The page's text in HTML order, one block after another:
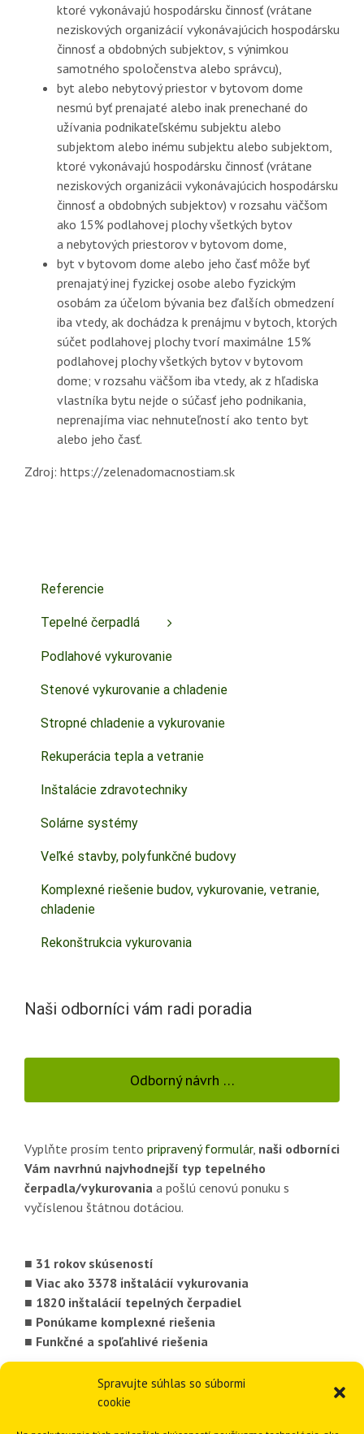
Spravujte súhlas so súbormi
cookie
ktoré vykonávajú hospodársku činnosť (vrátane
neziskových organizácií vykonávajúcich hospodársku
činnosť a obdobných subjektov, s výnimkou
samotného spoločenstva alebo správcu),
byt alebo nebytový priestor v bytovom dome
nesmú byť prenajaté alebo inak prenechané do
užívania podnikateľskému subjektu alebo
subjektom alebo inému subjektu alebo subjektom,
ktoré vykonávajú hospodársku činnosť (vrátane
neziskových organizácii vykonávajúcich hospodársku
činnosť a obdobných subjektov) v rozsahu väčšom
ako 15% podlahovej plochy všetkých bytov
a nebytových priestorov v bytovom dome,
byt v bytovom dome alebo jeho časť môže byť
prenajatý inej fyzickej osobe alebo fyzickým
osobám za účelom bývania bez ďalších obmedzení
iba vtedy, ak dochádza k prenájmu v bytoch, ktorých
súčet podlahovej plochy tvorí maximálne 15%
podlahovej plochy všetkých bytov v bytovom
dome; v rozsahu väčšom iba vtedy, ak z hľadiska
vlastníka bytu nejde o súčasť jeho podnikania,
neprenajíma viac nehnuteľností ako tento byt
alebo jeho časť.
Zdroj: https://zelenadomacnostiam.sk
Referencie
Tepelné čerpadlá
Podlahové vykurovanie
Stenové vykurovanie a chladenie
Stropné chladenie a vykurovanie
Rekuperácia tepla a vetranie
Inštalácie zdravotechniky
Solárne systémy
Veľké stavby, polyfunkčné budovy
Komplexné riešenie budov, vykurovanie, vetranie,
chladenie
Rekonštrukcia vykurovania
Naši odborníci vám radi poradia
Odborný návrh …
Vyplňte prosím tento pripravený formulár, naši odborníci
Vám navrhnú najvhodnejší typ tepelného
čerpadla/vykurovania a pošlú cenovú ponuku s
vyčíslenou štátnou dotáciou.
■ 31 rokov skúseností
■ Viac ako 3378 inštalácií vykurovania
■ 1820 inštalácií tepelných čerpadiel
■ Ponúkame komplexné riešenia
■ Funkčné a spoľahlivé riešenia
GEOTHERM Slovakia s.r.o.